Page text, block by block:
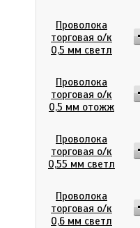
Проволока
торговая о/к
0,5 мм светл
Проволока
торговая о/к
0,5 мм отожж
Проволока
торговая о/к
0,55 мм светл
Проволока
торговая о/к
0,6 мм светл